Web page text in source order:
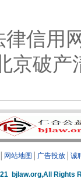
律信用
京破产
网站地图 广告投放 诚
bjlaw.org,All Rights